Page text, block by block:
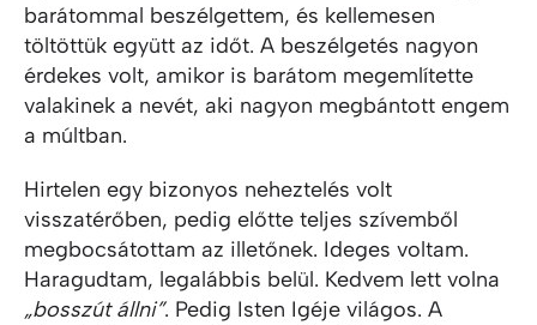
barátommal beszélgettem, és kellemesen
töltöttük együtt az időt. A beszélgetés nagyon
érdekes volt, amikor is barátom megemlítette
valakinek a nevét, aki nagyon megbántott engem
a múltban.
Hirtelen egy bizonyos neheztelés volt
visszatérőben, pedig előtte teljes szívemből
megbocsátottam az illetőnek. Ideges voltam.
Haragudtam, legalábbis belül. Kedvem lett volna
„bosszút állni”. Pedig Isten Igéje világos. A